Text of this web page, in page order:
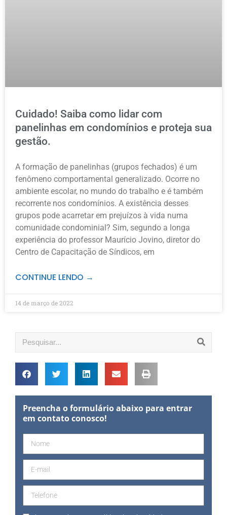
Cuidado! Saiba como lidar com
panelinhas em condomínios e proteja sua
gestão.
A formação de panelinhas (grupos fechados) é um
fenômeno comportamental generalizado. Ocorre no
ambiente escolar, no mundo do trabalho e é também
recorrente nos condomínios. A existência desses
grupos pode acarretar em prejuízos à vida numa
comunidade condominial? Sim, segundo a longa
experiência do professor Maurício Jovino, diretor do
Centro de Capacitação de Síndicos, em
CONTINUE LENDO →
14 de março de 2022
Preencha o formulário abaixo para entrar
em contato conosco!